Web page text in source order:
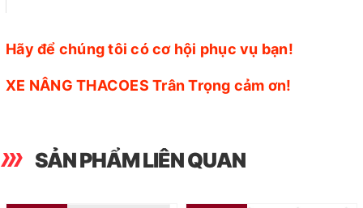
Hãy để chúng tôi có cơ hội phục vụ bạn!
XE NÂNG THACOES Trân Trọng cảm ơn!
SẢN PHẨM LIÊN QUAN